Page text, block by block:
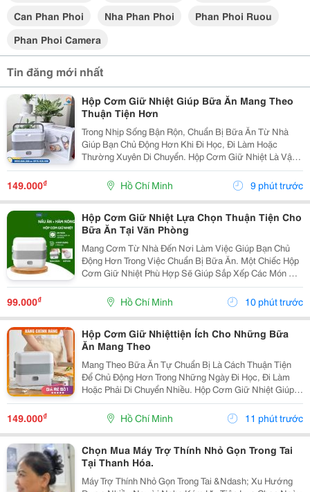
Can Phan Phoi
Nha Phan Phoi
Phan Phoi Ruou
Phan Phoi Camera
Tin đăng mới nhất
Hộp Cơm Giữ Nhiệt Giúp Bữa Ăn Mang Theo
Thuận Tiện Hơn
Trong Nhịp Sống Bận Rộn, Chuẩn Bị Bữa Ăn Từ Nhà
Giúp Bạn Chủ Động Hơn Khi Đi Học, Đi Làm Hoặc
Thường Xuyên Di Chuyển. Hộp Cơm Giữ Nhiệt Là Vật
Dụng Hữu Ích Để Sắp Xếp Cơm Và Thức Ăn Gọn Gàng,
Thuận Tiện Mang Theo Trong Ngày. Lựa Chọn Hộp Theo
149.000₫ Hồ Chí Minh 9 phút trước
Hộp Cơm Giữ Nhiệt Lựa Chọn Thuận Tiện Cho
Bữa Ăn Tại Văn Phòng
Mang Cơm Từ Nhà Đến Nơi Làm Việc Giúp Bạn Chủ
Động Hơn Trong Việc Chuẩn Bị Bữa Ăn. Một Chiếc Hộp
Cơm Giữ Nhiệt Phù Hợp Sẽ Giúp Sắp Xếp Các Món Ăn
Gọn Gàng, Dễ Mang Theo Và Thuận Tiện Sử Dụng
Trong Thời Gian Nghỉ Trưa. Chọn Hộp Có Cấu Tạo Phù
99.000₫ Hồ Chí Minh 10 phút trước
Hộp Cơm Giữ Nhiệttiện Ích Cho Những Bữa
Ăn Mang Theo
Mang Theo Bữa Ăn Tự Chuẩn Bị Là Cách Thuận Tiện
Để Chủ Động Hơn Trong Những Ngày Đi Học, Đi Làm
Hoặc Phải Di Chuyển Nhiều. Hộp Cơm Giữ Nhiệt Giúp
Các Món Ăn Được Sắp Xếp Ngăn Nắp, Dễ Mang Theo
Và Phù Hợp Với Nhiều Lịch Trình Khác Nhau. Chọn
149.000₫ Hồ Chí Minh 11 phút trước
Chọn Mua Máy Trợ Thính Nhỏ Gọn Trong Tai
Tại Thanh Hóa.
Máy Trợ Thính Nhỏ Gọn Trong Tai &Ndash; Xu Hướng